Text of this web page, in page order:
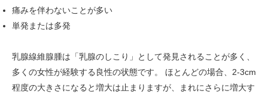
痛みを伴わないことが多い
単発または多発
乳腺線維腺腫は「乳腺のしこり」として発見されることが多く、
多くの女性が経験する良性の状態です。 ほとんどの場合、2-3cm
程度の大きさになると増大は止まりますが、まれにさらに増大す